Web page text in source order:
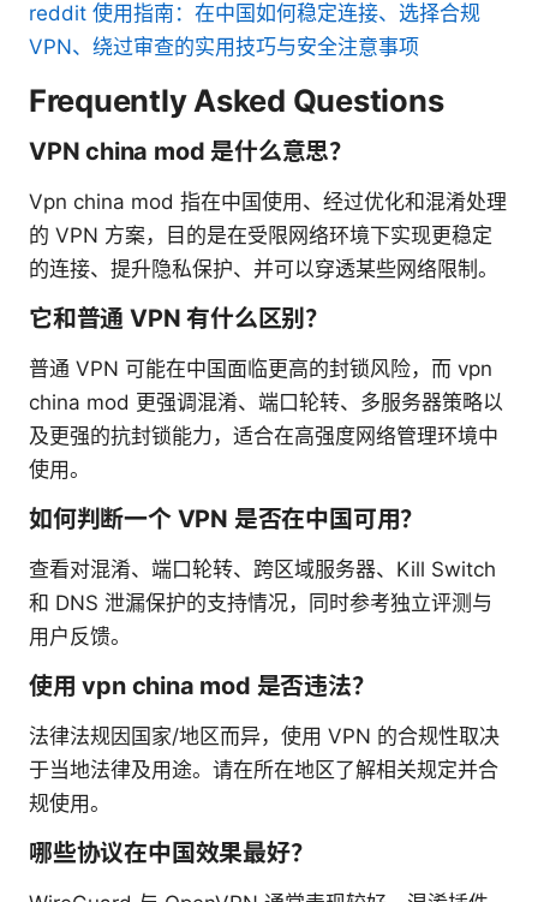
reddit 使用指南：在中国如何稳定连接、选择合规
VPN、绕过审查的实用技巧与安全注意事项
Frequently Asked Questions
VPN china mod 是什么意思？
Vpn china mod 指在中国使用、经过优化和混淆处理
的 VPN 方案，目的是在受限网络环境下实现更稳定
的连接、提升隐私保护、并可以穿透某些网络限制。
它和普通 VPN 有什么区别？
普通 VPN 可能在中国面临更高的封锁风险，而 vpn
china mod 更强调混淆、端口轮转、多服务器策略以
及更强的抗封锁能力，适合在高强度网络管理环境中
使用。
如何判断一个 VPN 是否在中国可用？
查看对混淆、端口轮转、跨区域服务器、Kill Switch
和 DNS 泄漏保护的支持情况，同时参考独立评测与
用户反馈。
使用 vpn china mod 是否违法？
法律法规因国家/地区而异，使用 VPN 的合规性取决
于当地法律及用途。请在所在地区了解相关规定并合
规使用。
哪些协议在中国效果最好？